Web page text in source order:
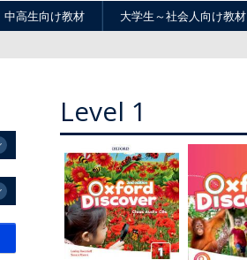
中高生向け教材 大学生～社会人向け教材
Level 1